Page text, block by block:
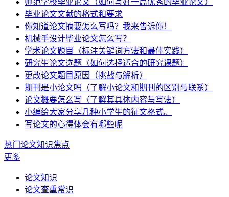
师范学校毕业论文（如何写好一篇优秀的毕业论文）
毕业论文文献的格式和要求
你知道论文摘要怎么写吗？我来告诉你！
机械手设计毕业论文怎么写？
学术论文题目（标注关键词方法和最佳实践）
研究生论文选题（如何选择适合的研究课题）
更改论文题目原因（挑战与解析）
期刊是小论文吗（了解小论文和期刊的区别与联系）
论文概要怎么写（了解其具体内容与写法）
小编给大家分享几种小学生的征文格式。
写论文的心得体会有哪些呢
热门论文知识焦点
更多
论文知识
论文查重常识